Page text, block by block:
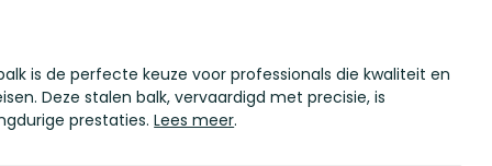
is de perfecte keuze voor professionals die kwaliteit en
Deze stalen balk, vervaardigd met precisie, is
prestaties.Lees meer.